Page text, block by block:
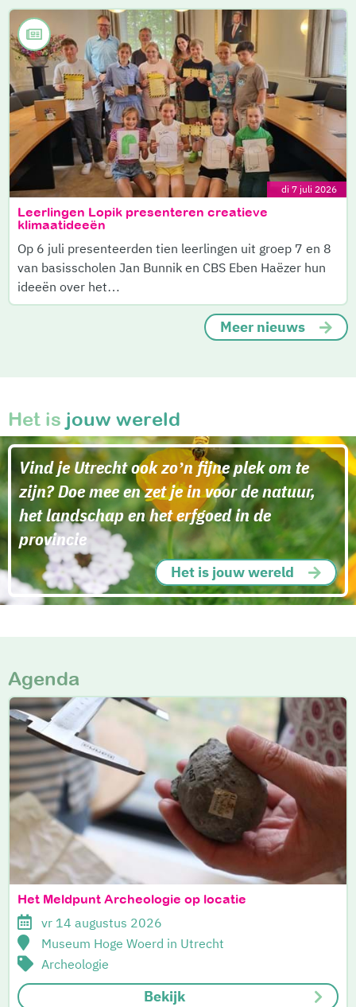
di 7 juli 2026
Leerlingen Lopik presenteren creatieve
klimaatideeën
Op 6 juli presenteerden tien leerlingen uit groep 7 en 8
van basisscholen Jan Bunnik en CBS Eben Haëzer hun
ideeën over het…
Meer nieuws
Het is jouw wereld
Vind je Utrecht ook zo’n fijne plek om te
zijn? Doe mee en zet je in voor de natuur,
het landschap en het erfgoed in de
provincie
Het is jouw wereld
Agenda
Het Meldpunt Archeologie op locatie
vr 14 augustus 2026
Museum Hoge Woerd in Utrecht
Archeologie
Bekijk